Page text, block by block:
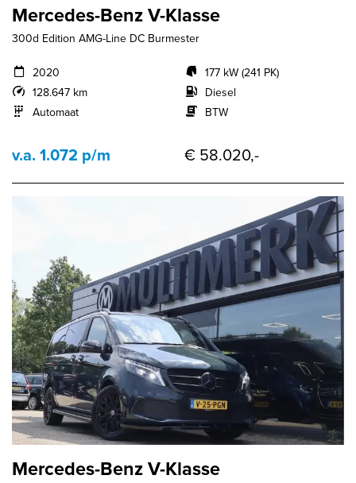
Mercedes-Benz V-Klasse
300d Edition AMG-Line DC Burmester
2020
128.647 km
Automaat
177 kW (241 PK)
Diesel
BTW
v.a. 1.072 p/m € 58.020,-
Mercedes-Benz V-Klasse